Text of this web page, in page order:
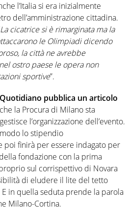
l’Italia si era inizialmente
dell’amministrazione cittadina.
La cicatrice si è rimarginata ma la
le Olimpiadi dicendo
la città ne avrebbe
ostro paese le opera non
sportive”.
pubblica un articolo
la Procura di Milano sta
l’organizzazione dell’evento.
lo stipendio
poi finirà per essere indagato per
fondazione con la prima
sul corrispettivo di Novara
di eludere il lite del tetto
in quella seduta prende la parola
Milano-Cortina.